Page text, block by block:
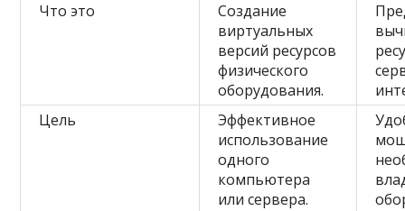
Что это
Создание
виртуальных
версий ресурсов
физического
оборудования.
Цель
Эффективное
использование
одного
компьютера
или сервера.